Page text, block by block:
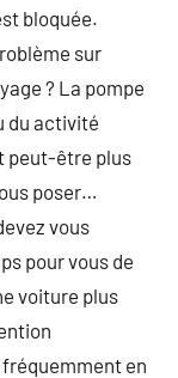
bloquée.
sur
? La pompe
du activité
peut-être plus
poser…
vous
pour vous de
voiture plus
en